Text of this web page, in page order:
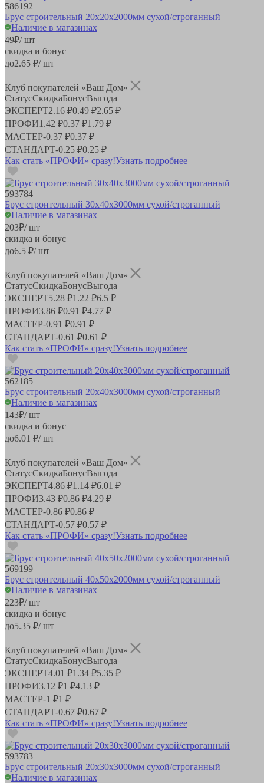
586192
Брус строительный 20х20х2000мм сухой/строганный
Наличие в магазинах
49₽/ шт
скидка и бонус
до2.65 ₽/ шт
Клуб покупателей «Ваш Дом»
СтатусСкидкаБонусВыгода
ЭКСПЕРТ2.16 ₽0.49 ₽2.65 ₽
ПРОФИ1.42 ₽0.37 ₽1.79 ₽
МАСТЕР-0.37 ₽0.37 ₽
СТАНДАРТ-0.25 ₽0.25 ₽
Как стать «ПРОФИ» сразу!Узнать подробнее
593784
Брус строительный 30х40х3000мм сухой/строганный
Наличие в магазинах
203₽/ шт
скидка и бонус
до6.5 ₽/ шт
Клуб покупателей «Ваш Дом»
СтатусСкидкаБонусВыгода
ЭКСПЕРТ5.28 ₽1.22 ₽6.5 ₽
ПРОФИ3.86 ₽0.91 ₽4.77 ₽
МАСТЕР-0.91 ₽0.91 ₽
СТАНДАРТ-0.61 ₽0.61 ₽
Как стать «ПРОФИ» сразу!Узнать подробнее
562185
Брус строительный 20х40х3000мм сухой/строганный
Наличие в магазинах
143₽/ шт
скидка и бонус
до6.01 ₽/ шт
Клуб покупателей «Ваш Дом»
СтатусСкидкаБонусВыгода
ЭКСПЕРТ4.86 ₽1.14 ₽6.01 ₽
ПРОФИ3.43 ₽0.86 ₽4.29 ₽
МАСТЕР-0.86 ₽0.86 ₽
СТАНДАРТ-0.57 ₽0.57 ₽
Как стать «ПРОФИ» сразу!Узнать подробнее
569199
Брус строительный 40х50х2000мм сухой/строганный
Наличие в магазинах
223₽/ шт
скидка и бонус
до5.35 ₽/ шт
Клуб покупателей «Ваш Дом»
СтатусСкидкаБонусВыгода
ЭКСПЕРТ4.01 ₽1.34 ₽5.35 ₽
ПРОФИ3.12 ₽1 ₽4.13 ₽
МАСТЕР-1 ₽1 ₽
СТАНДАРТ-0.67 ₽0.67 ₽
Как стать «ПРОФИ» сразу!Узнать подробнее
593783
Брус строительный 20х30х3000мм сухой/строганный
Наличие в магазинах